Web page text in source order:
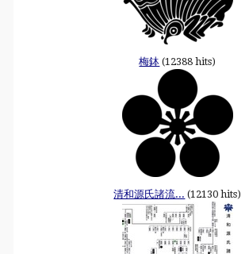
梅鉢 (12388 hits)
清和源氏諸流... (12130 hits)